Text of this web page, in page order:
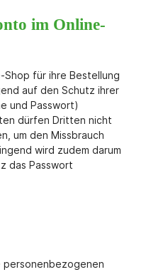
im Online-
Shop für ihre Bestellung
auf den Schutz ihrer
und Passwort)
dürfen Dritten nicht
um den Missbrauch
wird zudem darum
das Passwort